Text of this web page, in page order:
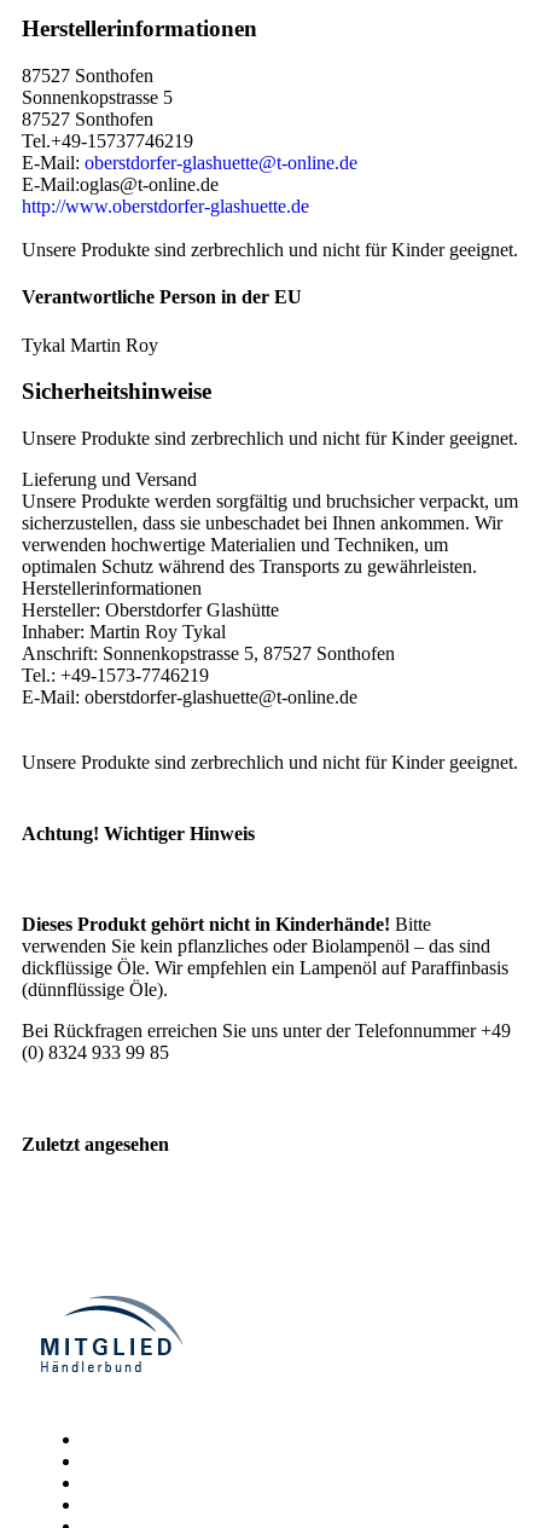
Herstellerinformationen
87527 Sonthofen
Sonnenkopstrasse 5
87527 Sonthofen
Tel.+49-15737746219
E-Mail: oberstdorfer-glashuette@t-online.de
E-Mail:oglas@t-online.de
http://www.oberstdorfer-glashuette.de
Unsere Produkte sind zerbrechlich und nicht für Kinder geeignet.
Verantwortliche Person in der EU
Tykal Martin Roy
Sicherheitshinweise
Unsere Produkte sind zerbrechlich und nicht für Kinder geeignet.
Lieferung und Versand
Unsere Produkte werden sorgfältig und bruchsicher verpackt, um
sicherzustellen, dass sie unbeschadet bei Ihnen ankommen. Wir
verwenden hochwertige Materialien und Techniken, um
optimalen Schutz während des Transports zu gewährleisten.
Herstellerinformationen
Hersteller: Oberstdorfer Glashütte
Inhaber: Martin Roy Tykal
Anschrift: Sonnenkopstrasse 5, 87527 Sonthofen
Tel.: +49-1573-7746219
E-Mail: oberstdorfer-glashuette@t-online.de
Unsere Produkte sind zerbrechlich und nicht für Kinder geeignet.
Achtung! Wichtiger Hinweis
Dieses Produkt gehört nicht in Kinderhände! Bitte
verwenden Sie kein pflanzliches oder Biolampenöl – das sind
dickflüssige Öle. Wir empfehlen ein Lampenöl auf Paraffinbasis
(dünnflüssige Öle).
Bei Rückfragen erreichen Sie uns unter der Telefonnummer +49
(0) 8324 933 99 85
Zuletzt angesehen